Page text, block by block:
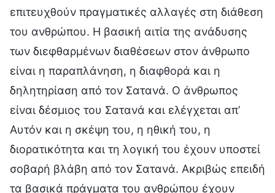
επιτευχθούν πραγματικές αλλαγές στη διάθεση
του ανθρώπου. Η βασική αιτία της ανάδυσης
των διεφθαρμένων διαθέσεων στον άνθρωπο
είναι η παραπλάνηση, η διαφθορά και η
δηλητηρίαση από τον Σατανά. Ο άνθρωπος
είναι δέσμιος του Σατανά και ελέγχεται απ’
Αυτόν και η σκέψη του, η ηθική του, η
διορατικότητα και τη λογική του έχουν υποστεί
σοβαρή βλάβη από τον Σατανά. Ακριβώς επειδή
τα βασικά πράγματα του ανθρώπου έχουν